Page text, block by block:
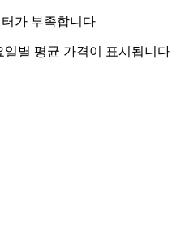
가 부족합니다
별 평균 가격이 표시됩니다